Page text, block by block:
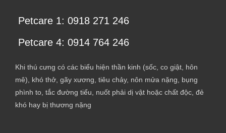
Petcare 1: 0918 271 246
Petcare 4: 0914 764 246
Khi thú cưng có các biểu hiện thần kinh (sốc, co giật, hôn
mê), khó thở, gãy xương, tiêu chảy, nôn mửa nặng, bụng
phình to, tắc đường tiểu, nuốt phải dị vật hoặc chất độc, đẻ
khó hay bị thương nặng